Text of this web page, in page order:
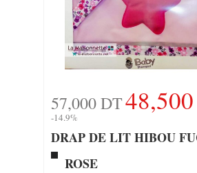
57,000 DT
-14.9%
DRAP DE LIT HIBOU
ROSE